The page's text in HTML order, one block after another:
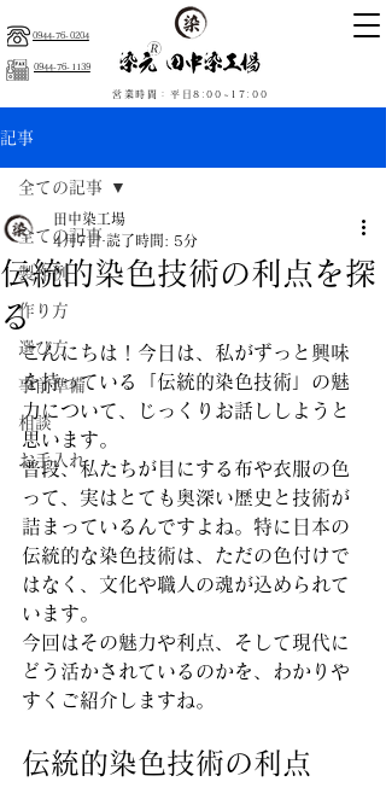
0944-76-0204
0944-76-1139
営業時間：平日8:00~17:00
記事
全ての記事
製作例
作り方
選び方
事前準備
相談
お手入れ
全ての記事
伝統的染色技術の利点を探
る
田中染工場
4月7日 読了時間: 5分
こんにちは！今日は、私がずっと興味
を持っている「伝統的染色技術」の魅
力について、じっくりお話ししようと
思います。
普段、私たちが目にする布や衣服の色
って、実はとても奥深い歴史と技術が
詰まっているんですよね。特に日本の
伝統的な染色技術は、ただの色付けで
はなく、文化や職人の魂が込められて
います。
今回はその魅力や利点、そして現代に
どう活かされているのかを、わかりや
すくご紹介しますね。
伝統的染色技術の利点